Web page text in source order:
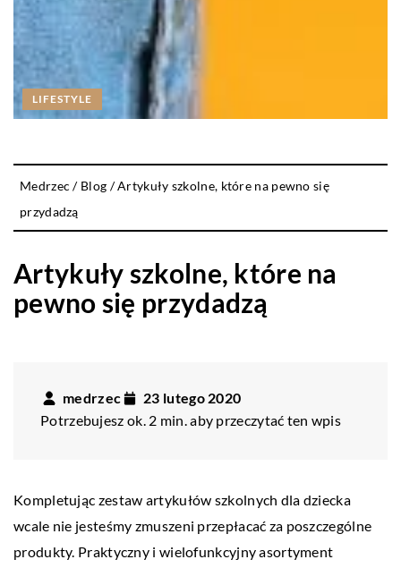
LIFESTYLE
Medrzec / Blog /Artykuły szkolne, które na pewno się
przydadzą
Artykuły szkolne, które na
pewno się przydadzą
medrzec
23 lutego 2020
Potrzebujesz ok. 2 min. aby przeczytać ten wpis
Kompletując zestaw artykułów szkolnych dla dziecka
wcale nie jesteśmy zmuszeni przepłacać za poszczególne
produkty. Praktyczny i wielofunkcyjny asortyment